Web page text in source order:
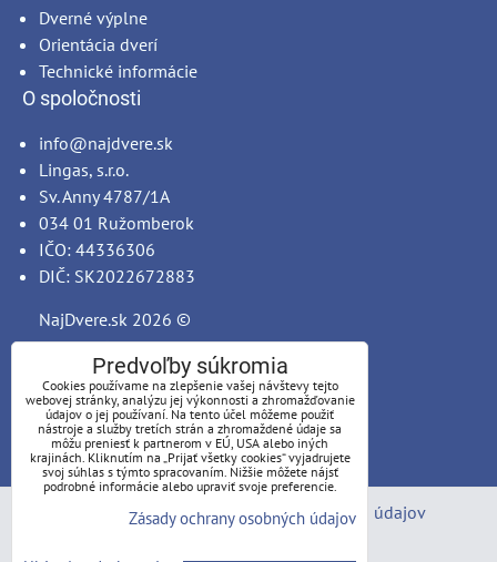
Dverné výplne
Orientácia dverí
Technické informácie
O spoločnosti
info@najdvere.sk
Lingas, s.r.o.
Sv. Anny 4787/1A
034 01 Ružomberok
IČO: 44336306
DIČ: SK2022672883
NajDvere.sk 2026 ©
Predvoľby súkromia
Zásady ochrany osobných údajov
Predvoľby súkromia
Cookies používame na zlepšenie vašej návštevy tejto
webovej stránky, analýzu jej výkonnosti a zhromažďovanie
údajov o jej používaní. Na tento účel môžeme použiť
nástroje a služby tretích strán a zhromaždené údaje sa
môžu preniesť k partnerom v EÚ, USA alebo iných
krajinách. Kliknutím na „Prijať všetky cookies“ vyjadrujete
svoj súhlas s týmto spracovaním. Nižšie môžete nájsť
podrobné informácie alebo upraviť svoje preferencie.
Zásady ochrany osobných údajov